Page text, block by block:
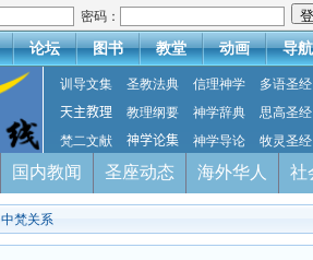
密码：
论坛 图书 教堂 动画 导航
训导文集 圣教法典 信理神学
多语圣经
天主教理
教理纲要 神学辞典
思高圣经
梵二文献
神学论集 神学导论 牧灵圣经
国内教闻 圣座动态 海外华人 社
中梵关系